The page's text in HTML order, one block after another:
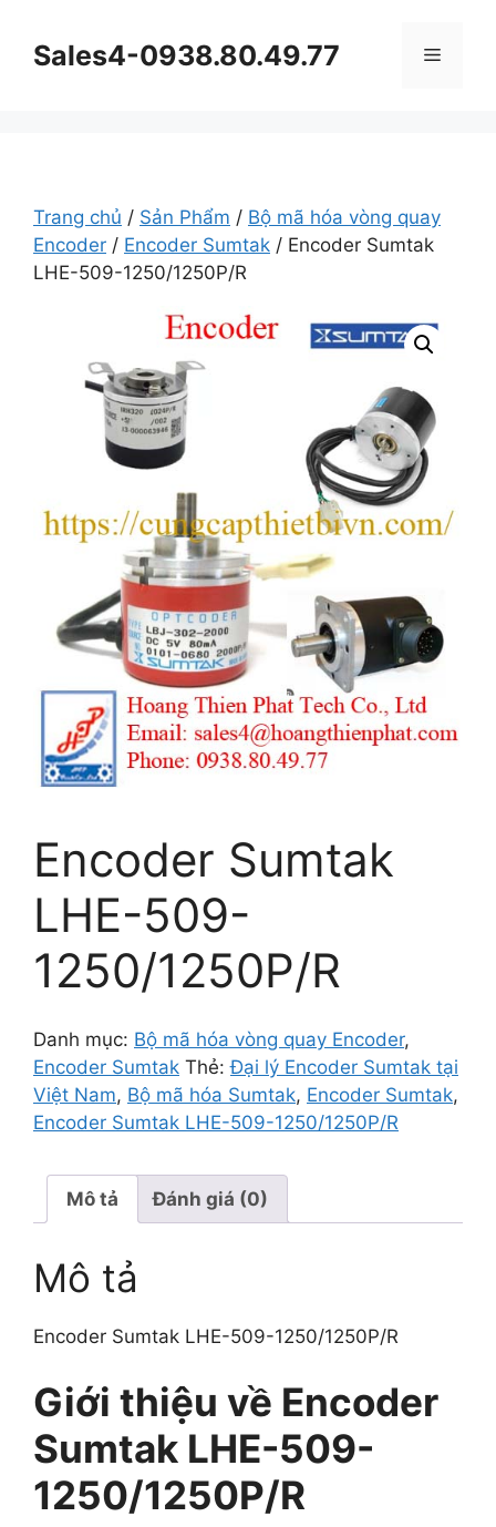
Sales4-0938.80.49.77 Menu
Trang chủ / Sản Phẩm / Bộ mã hóa vòng quay
Encoder / Encoder Sumtak / Encoder Sumtak
LHE-509-1250/1250P/R
Encoder Sumtak
LHE-509-
1250/1250P/R
Danh mục: Bộ mã hóa vòng quay Encoder,
Encoder Sumtak Thẻ:Đại lý Encoder Sumtak tại
Việt Nam, Bộ mã hóa Sumtak, Encoder Sumtak,
Encoder Sumtak LHE-509-1250/1250P/R
Mô tả Đánh giá (0)
Mô tả
Encoder Sumtak LHE-509-1250/1250P/R
Giới thiệu về Encoder
Sumtak LHE-509-
1250/1250P/R